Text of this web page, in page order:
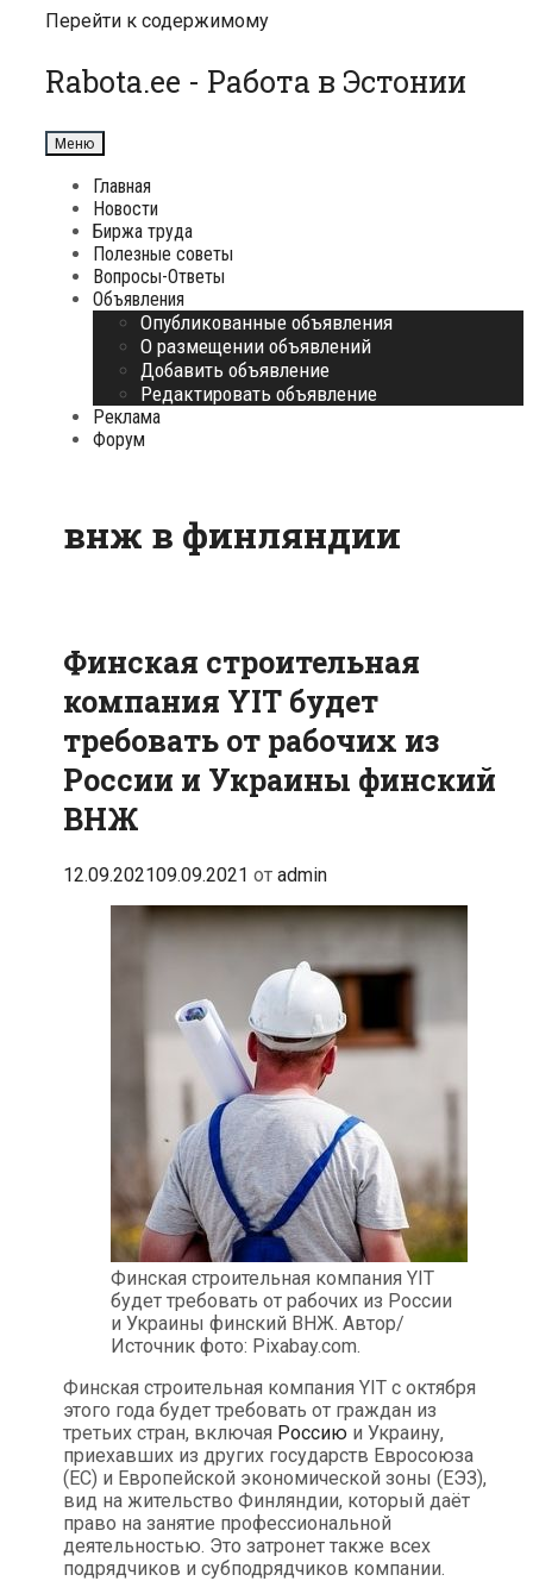
Перейти к содержимому
Rabota.ee - Работа в Эстонии
Меню
Главная
Новости
Биржа труда
Полезные советы
Вопросы-Ответы
Объявления
Опубликованные объявления
О размещении объявлений
Добавить объявление
Редактировать объявление
Реклама
Форум
внж в финляндии
Финская строительная
компания YIT будет
требовать от рабочих из
России и Украины финский
ВНЖ
12.09.202109.09.2021 от admin
Финская строительная компания YIT
будет требовать от рабочих из России
и Украины финский ВНЖ. Автор/
Источник фото: Pixabay.com.
Финская строительная компания YIT с октября
этого года будет требовать от граждан из
третьих стран, включая Россию и Украину,
приехавших из других государств Евросоюза
(ЕС) и Европейской экономической зоны (ЕЭЗ),
вид на жительство Финляндии, который даёт
право на занятие профессиональной
деятельностью. Это затронет также всех
подрядчиков и субподрядчиков компании.